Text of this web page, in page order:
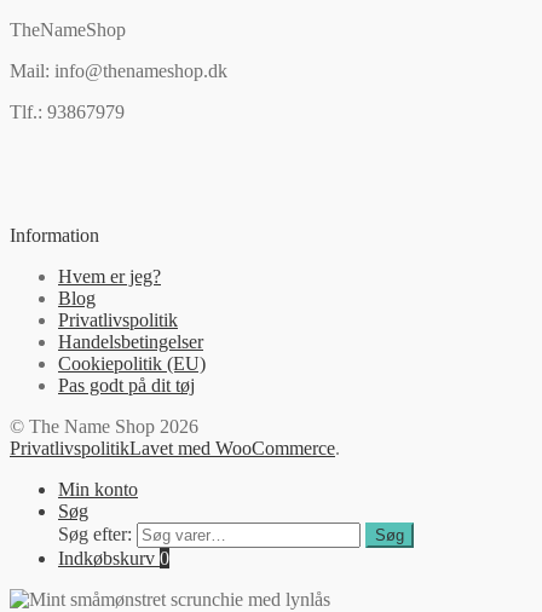
TheNameShop
Mail: info@thenameshop.dk
Tlf.: 93867979
Information
Hvem er jeg?
Blog
Privatlivspolitik
Handelsbetingelser
Cookiepolitik (EU)
Pas godt på dit tøj
© The Name Shop 2026
PrivatlivspolitikLavet med WooCommerce.
Min konto
Søg
Søg efter:
Søg
Indkøbskurv 0